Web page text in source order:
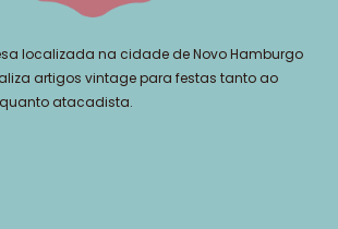
localizada na cidade de Novo Hamburgo
artigos vintage para festas tanto ao
atacadista.